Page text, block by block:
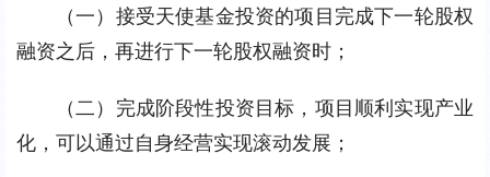
（一）接受天使基金投资的项目完成下一轮股权
融资之后，再进行下一轮股权融资时；
（二）完成阶段性投资目标，项目顺利实现产业
化，可以通过自身经营实现滚动发展；